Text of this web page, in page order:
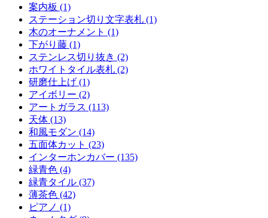
案内板 (1)
ステーション切り文字表札 (1)
木のオーナメント (1)
下がり藤 (1)
ステンレス切り抜き (2)
ホワイトタイル表札 (2)
研磨仕上げ (1)
アイボリー (2)
アートガラス (113)
天体 (13)
和風モダン (14)
五面体カット (23)
インターホンカバー (135)
緑青色 (4)
緑青タイル (37)
薄茶色 (42)
ピアノ (1)